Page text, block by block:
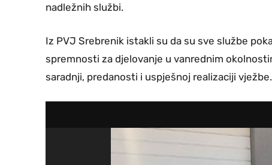
nadležnih službi.
Iz PVJ Srebrenik istakli su da su sve službe
spremnosti za djelovanje u vanrednim
saradnji, predanosti i uspješnoj realizaciji vježbe.